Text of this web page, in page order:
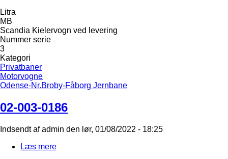
Litra
MB
Scandia Kielervogn ved levering
Nummer serie
3
Kategori
Privatbaner
Motorvogne
Odense-Nr.Broby-Fåborg Jernbane
02-003-0186
Indsendt afadmin den lør, 01/08/2022 - 18:25
Læs mere